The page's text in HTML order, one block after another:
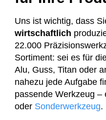
Uns ist wichtig, dass
wirtschaftlich
22.000
Sortiment: sei es für
Alu, Guss, Titan oder
nahezu jede Aufgabe
passende Werkzeug –
oder Sonderwerkzeug.